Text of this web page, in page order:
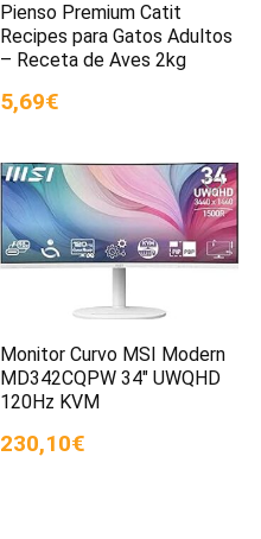
Pienso Premium Catit
Recipes para Gatos Adultos
– Receta de Aves 2kg
5,69€
Monitor Curvo MSI Modern
MD342CQPW 34″ UWQHD
120Hz KVM
230,10€